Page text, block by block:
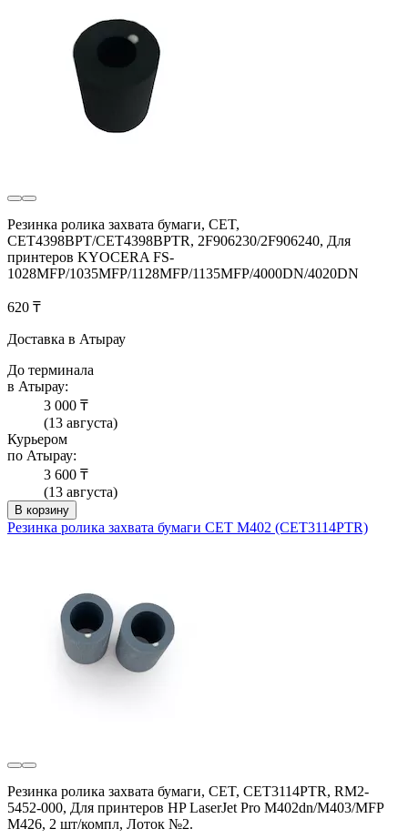
Резинка ролика захвата бумаги, CET,
CET4398BPT/CET4398BPTR, 2F906230/2F906240, Для
принтеров KYOCERA FS-
1028MFP/1035MFP/1128MFP/1135MFP/4000DN/4020DN
620 ₸
Доставка в Атырау
До терминала
в Атырау:
3 000 ₸
(13 августа)
Курьером
по Атырау:
3 600 ₸
(13 августа)
В корзину
Резинка ролика захвата бумаги CET M402 (CET3114PTR)
Резинка ролика захвата бумаги, CET, CET3114PTR, RM2-
5452-000, Для принтеров HP LaserJet Pro M402dn/M403/MFP
M426, 2 шт/компл, Лоток №2.